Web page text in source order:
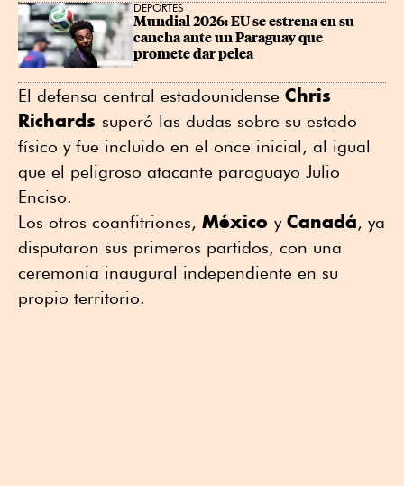
DEPORTES
Mundial 2026: EU se estrena en su
cancha ante un Paraguay que
promete dar pelea
El defensa central estadounidense Chris
Richards superó las dudas sobre su estado
físico y fue incluido en el once inicial, al igual
que el peligroso atacante paraguayo Julio
Enciso.
Los otros coanfitriones, México y Canadá, ya
disputaron sus primeros partidos, con una
ceremonia inaugural independiente en su
propio territorio.